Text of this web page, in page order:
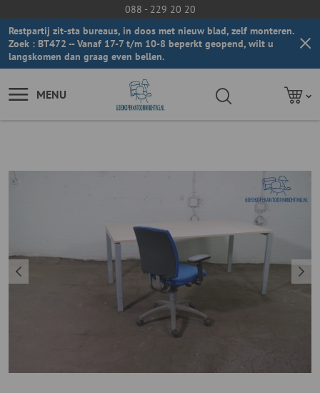
088 - 229 20 20
Restpartij zit-sta bureaus, in doos met nieuw blad, zelf monteren.
Zoek : BT472 -- Vanaf 17-7 t/m 10-8 beperkt geopend, wilt u
langskomen dan graag even bellen.
MENU